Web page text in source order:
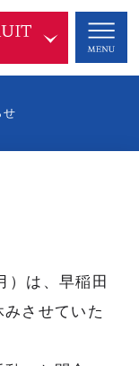
せ
は、早稲田
させていた
念
の取り組み